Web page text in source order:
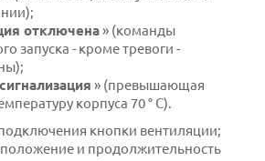
отключена» (команды
запуска - кроме тревоги -
» (превышающая
корпуса 70 ° C).
кнопки вентиляции;
и продолжительность